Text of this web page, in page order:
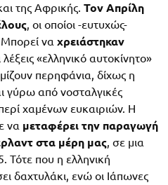
της Αφρικής. Τον Απρίλη
, οι οποίοι -ευτυχώς-
να χρειάστηκαν
λέξεις «ελληνικό αυτοκίνητο»
περηφάνια, δίχως η
γύρω από νοσταλγικές
χαμένων ευκαιριών. Η
να μεταφέρει την παραγωγή
στα μέρη μας , σε μια
Τότε που η ελληνική
δαχτυλάκι, ενώ οι Ιάπωνες